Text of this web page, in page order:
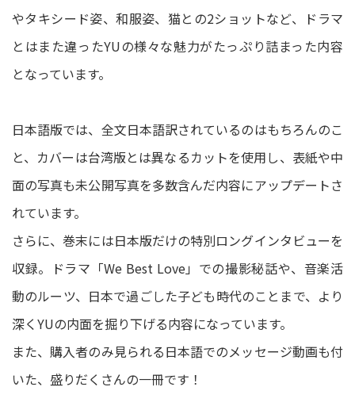
やタキシード姿、和服姿、猫との2ショットなど、ドラマ
とはまた違ったYUの様々な魅力がたっぷり詰まった内容
となっています。
日本語版では、全文日本語訳されているのはもちろんのこ
と、カバーは台湾版とは異なるカットを使用し、表紙や中
面の写真も未公開写真を多数含んだ内容にアップデートさ
れています。
さらに、巻末には日本版だけの特別ロングインタビューを
収録。ドラマ「We Best Love」での撮影秘話や、音楽活
動のルーツ、日本で過ごした子ども時代のことまで、より
深くYUの内面を掘り下げる内容になっています。
また、購入者のみ見られる日本語でのメッセージ動画も付
いた、盛りだくさんの一冊です！